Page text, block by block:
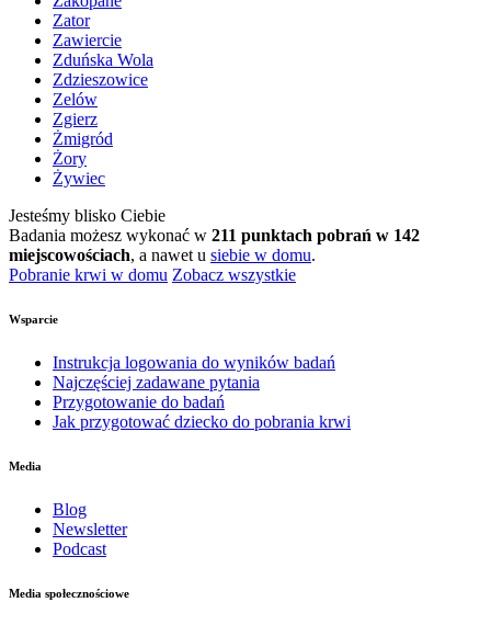
Zator
Zawiercie
Zduńska Wola
Zdzieszowice
Zelów
Zgierz
Żmigród
Żory
Żywiec
Jesteśmy blisko Ciebie
Badania możesz wykonać w 211 punktach pobrań w 142
miejscowościach, a nawet u siebie w domu.
Pobranie krwi w domu Zobacz wszystkie
Wsparcie
Instrukcja logowania do wyników badań
Najczęściej zadawane pytania
Przygotowanie do badań
Jak przygotować dziecko do pobrania krwi
Media
Blog
Newsletter
Podcast
Media społecznościowe